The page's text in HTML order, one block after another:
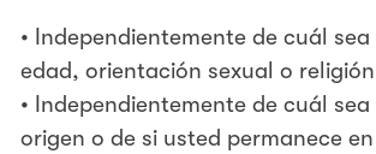
• Independientemente de cuál
edad, orientación sexual o
• Independientemente de cuál
origen o de si usted permanece